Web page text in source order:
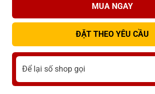
MUA NGAY
ĐẶT THEO YÊU CẦU